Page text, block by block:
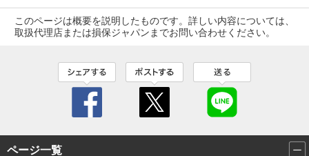
このページは概要を説明したものです。詳しい内容については、
取扱代理店または損保ジャパンまでお問い合わせください。
ページ一覧